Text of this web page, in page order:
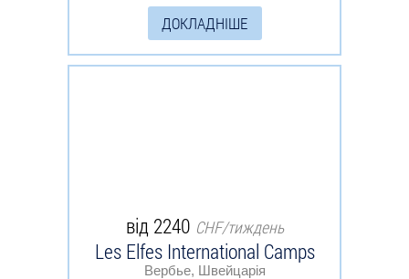
ДОКЛАДНІШЕ
від 2240 CHF/тиждень
Les Elfes International Camps
Вербье, Швейцарія